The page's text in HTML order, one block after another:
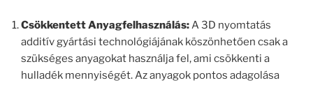
Csökkentett Anyagfelhasználás:A 3D nyomtatás
additív gyártási technológiájának köszönhetően csak a
szükséges anyagokat használja fel, ami csökkenti a
hulladék mennyiségét. Az anyagok pontos adagolása